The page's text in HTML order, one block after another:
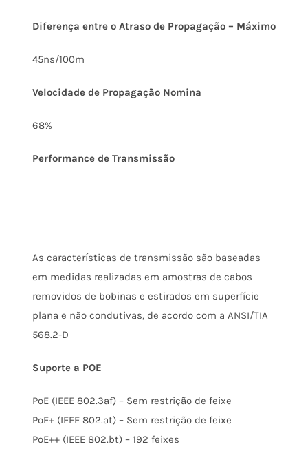
Diferença entre o Atraso de Propagação – Máximo
45ns/100m
Velocidade de Propagação Nomina
68%
Performance de Transmissão
As características de transmissão são baseadas
em medidas realizadas em amostras de cabos
removidos de bobinas e estirados em superfície
plana e não condutivas, de acordo com a ANSI/TIA
568.2-D
Suporte a POE
PoE (IEEE 802.3af) – Sem restrição de feixe
PoE+ (IEEE 802.at) – Sem restrição de feixe
PoE++ (IEEE 802.bt) – 192 feixes